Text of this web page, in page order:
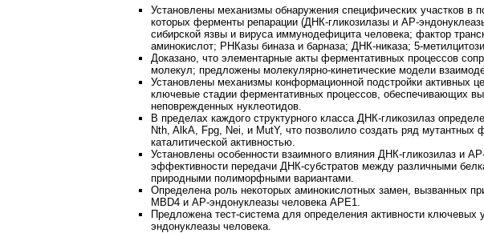
Установлены механизмы обнаружения специфических участков в
которых ферменты репарации (ДНК-гликозилазы и АР-
сибирской язвы и вируса иммунодефицита человека; фактор
аминокислот; РНКазы биназа и барназа; ДНК-никаза; 5-
Доказано, что элементарные акты ферментативных процессов
молекул; предложены молекулярно-кинетические модели
Установлены механизмы конформационной подстройки активных
ключевые стадии ферментативных процессов, обеспечивающих
неповрежденных нуклеотидов.
В пределах каждого структурного класса ДНК-гликозилаз
Nth, AlkA, Fpg, Nei, и MutY, что позволило создать ряд
каталитической активностью.
Установлены особенности взаимного влияния ДНК-гликозилаз и
эффективности передачи ДНК-субстратов между различными
природными полиморфными вариантами.
Определена роль некоторых аминокислотных замен, вызванных
MBD4 и АР-эндонуклеазы человека APE1.
Предложена тест-система для определения активности ключевых
эндонуклеазы человека.